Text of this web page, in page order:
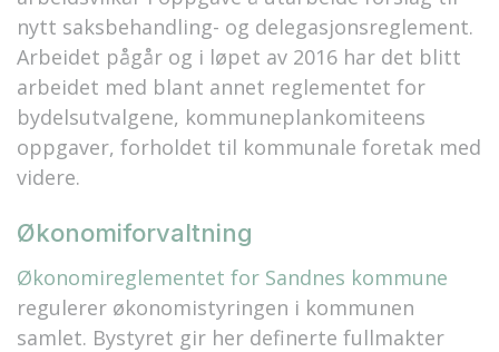
nytt saksbehandling- og delegasjonsreglement.
Arbeidet pågår og i løpet av 2016 har det blitt
arbeidet med blant annet reglementet for
bydelsutvalgene, kommuneplankomiteens
oppgaver, forholdet til kommunale foretak med
videre.
Økonomiforvaltning
Økonomireglementet for Sandnes kommune
regulerer økonomistyringen i kommunen
samlet. Bystyret gir her definerte fullmakter